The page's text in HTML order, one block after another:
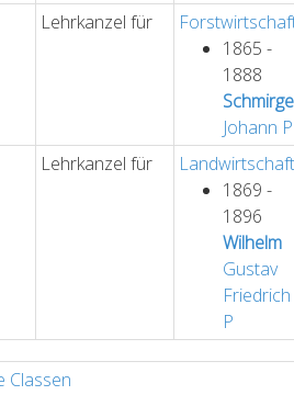
Lehrkanzel für
1865 -
1888
Johann P
Lehrkanzel für
Landwirtschaft
1869 -
1896
Wilhelm
Gustav
Friedrich
P
Classen